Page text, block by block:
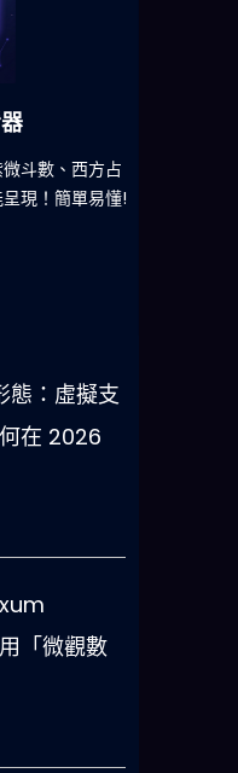
提高中獎率
態：虛擬支
在 2026
「微觀數